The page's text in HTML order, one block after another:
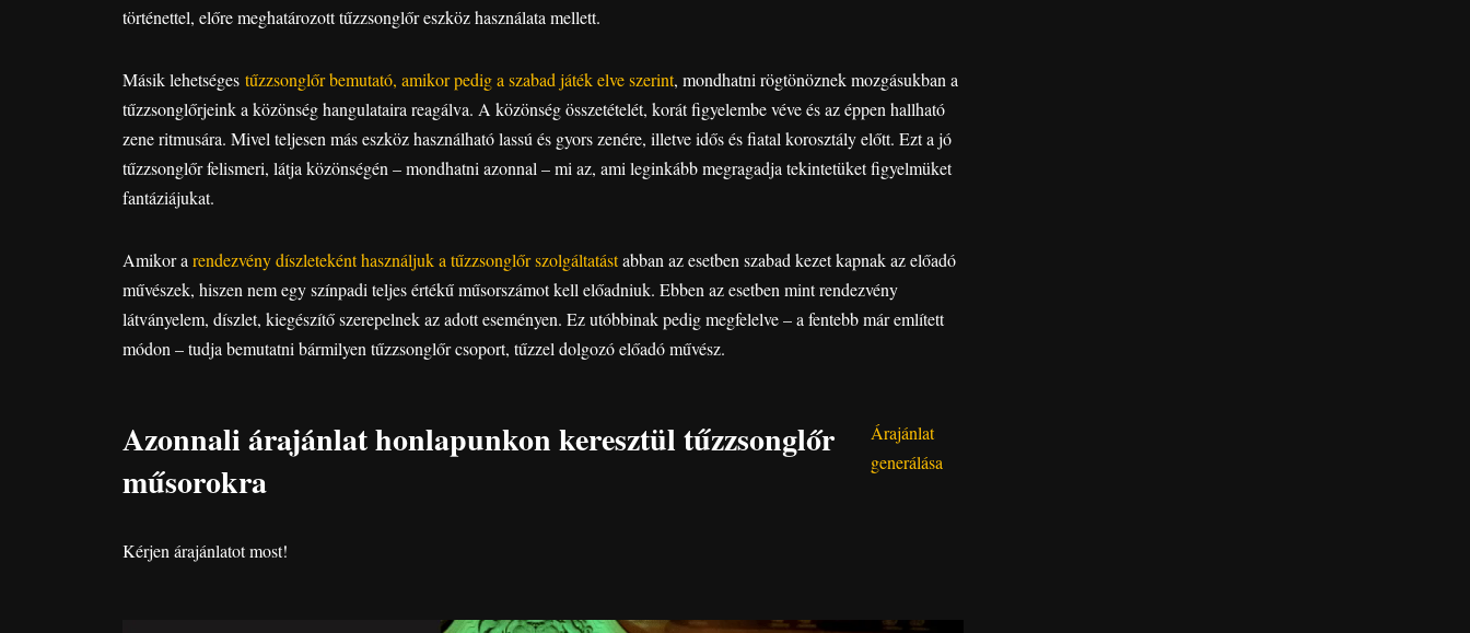
történettel, előre meghatározott tűzzsonglőr eszköz használata mellett.
Másik lehetséges tűzzsonglőr bemutató, amikor pedig a szabad játék elve szerint, mondhatni rögtönöznek mozgásukban a
tűzzsonglőrjeink a közönség hangulataira reagálva. A közönség összetételét, korát figyelembe véve és az éppen hallható
zene ritmusára. Mivel teljesen más eszköz használható lassú és gyors zenére, illetve idős és fiatal korosztály előtt. Ezt a jó
tűzzsonglőr felismeri, látja közönségén – mondhatni azonnal – mi az, ami leginkább megragadja tekintetüket figyelmüket
fantáziájukat.
Amikor a rendezvény díszleteként használjuk a tűzzsonglőr szolgáltatástabban az esetben szabad kezet kapnak az előadó
művészek, hiszen nem egy színpadi teljes értékű műsorszámot kell előadniuk. Ebben az esetben mint rendezvény
látványelem, díszlet, kiegészítő szerepelnek az adott eseményen. Ez utóbbinak pedig megfelelve – a fentebb már említett
módon – tudja bemutatni bármilyen tűzzsonglőr csoport, tűzzel dolgozó előadó művész.
Azonnali árajánlat honlapunkon keresztül tűzzsonglőr
műsorokra
Kérjen árajánlatot most!
Árajánlat
generálása